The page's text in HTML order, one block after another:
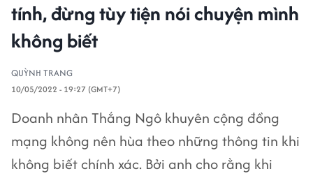
tính, đừng tùy tiện nói chuyện mình
không biết
QUỲNH TRANG
10/05/2022 - 19:27 (GMT+7)
Doanh nhân Thắng Ngô khuyên cộng đồng
mạng không nên hùa theo những thông tin khi
không biết chính xác. Bởi anh cho rằng khi